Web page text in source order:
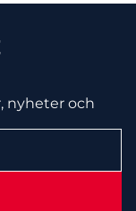
nyheter och